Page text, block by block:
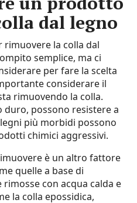
dal legno
la colla dal
semplice, ma ci
per fare la scelta
considerare il
rimuovendo la colla.
duro, possono resistere a
più morbidi possono
chimici aggressivi.
è un altro fattore
quelle a base di
con acqua calda e
la colla epossidica,